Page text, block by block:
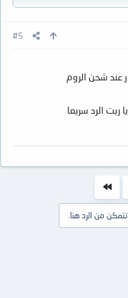
#5
عند شحن الروم
الرد سريعا
من الرد هنا.